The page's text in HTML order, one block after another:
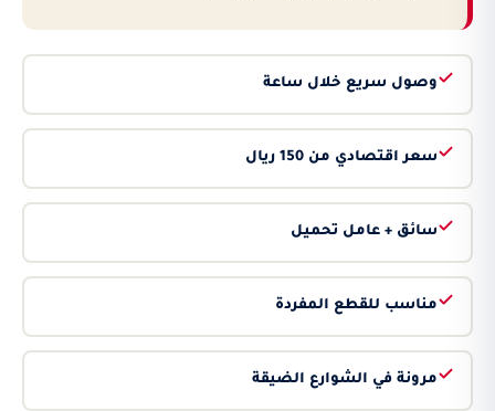
وصول سريع خلال ساعة
سعر اقتصادي من 150 ريال
سائق + عامل تحميل
مناسب للقطع المفردة
مرونة في الشوارع الضيقة